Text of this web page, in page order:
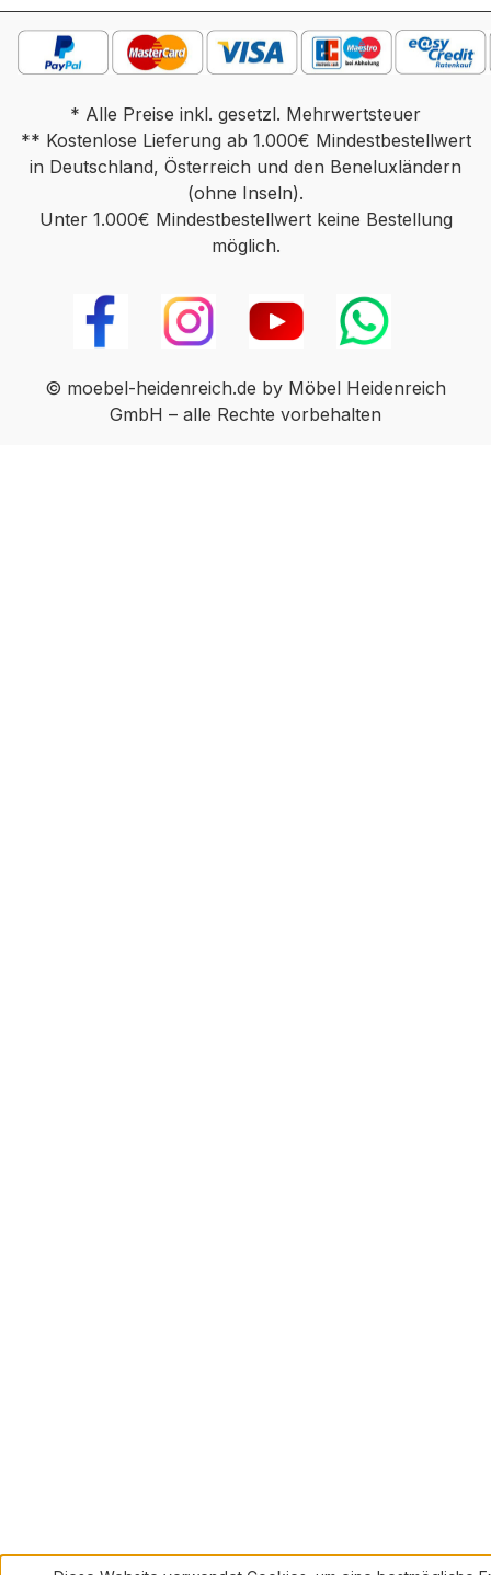
* Alle Preise inkl. gesetzl. Mehrwertsteuer
** Kostenlose Lieferung ab 1.000€ Mindestbestellwert
in Deutschland, Österreich und den Beneluxländern
(ohne Inseln).
Unter 1.000€ Mindestbestellwert keine Bestellung
möglich.
© moebel-heidenreich.de by Möbel Heidenreich
GmbH – alle Rechte vorbehalten